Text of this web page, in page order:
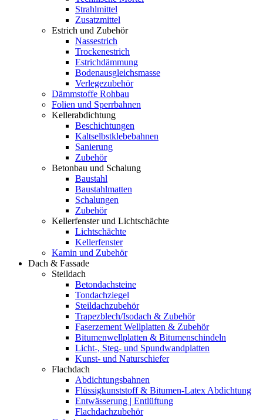
Strahlmittel
Zusatzmittel
Estrich und Zubehör
Nassestrich
Trockenestrich
Estrichdämmung
Bodenausgleichsmasse
Verlegezubehör
Dämmstoffe Rohbau
Folien und Sperrbahnen
Kellerabdichtung
Beschichtungen
Kaltselbstklebebahnen
Sanierung
Zubehör
Betonbau und Schalung
Baustahl
Baustahlmatten
Schalungen
Zubehör
Kellerfenster und Lichtschächte
Lichtschächte
Kellerfenster
Kamin und Zubehör
Dach & Fassade
Steildach
Betondachsteine
Tondachziegel
Steildachzubehör
Trapezblech/Isodach & Zubehör
Faserzement Wellplatten & Zubehör
Bitumenwellplatten & Bitumenschindeln
Licht-, Steg- und Spundwandplatten
Kunst- und Naturschiefer
Flachdach
Abdichtungsbahnen
Flüssigkunststoff & Bitumen-Latex Abdichtung
Entwässerung | Entlüftung
Flachdachzubehör